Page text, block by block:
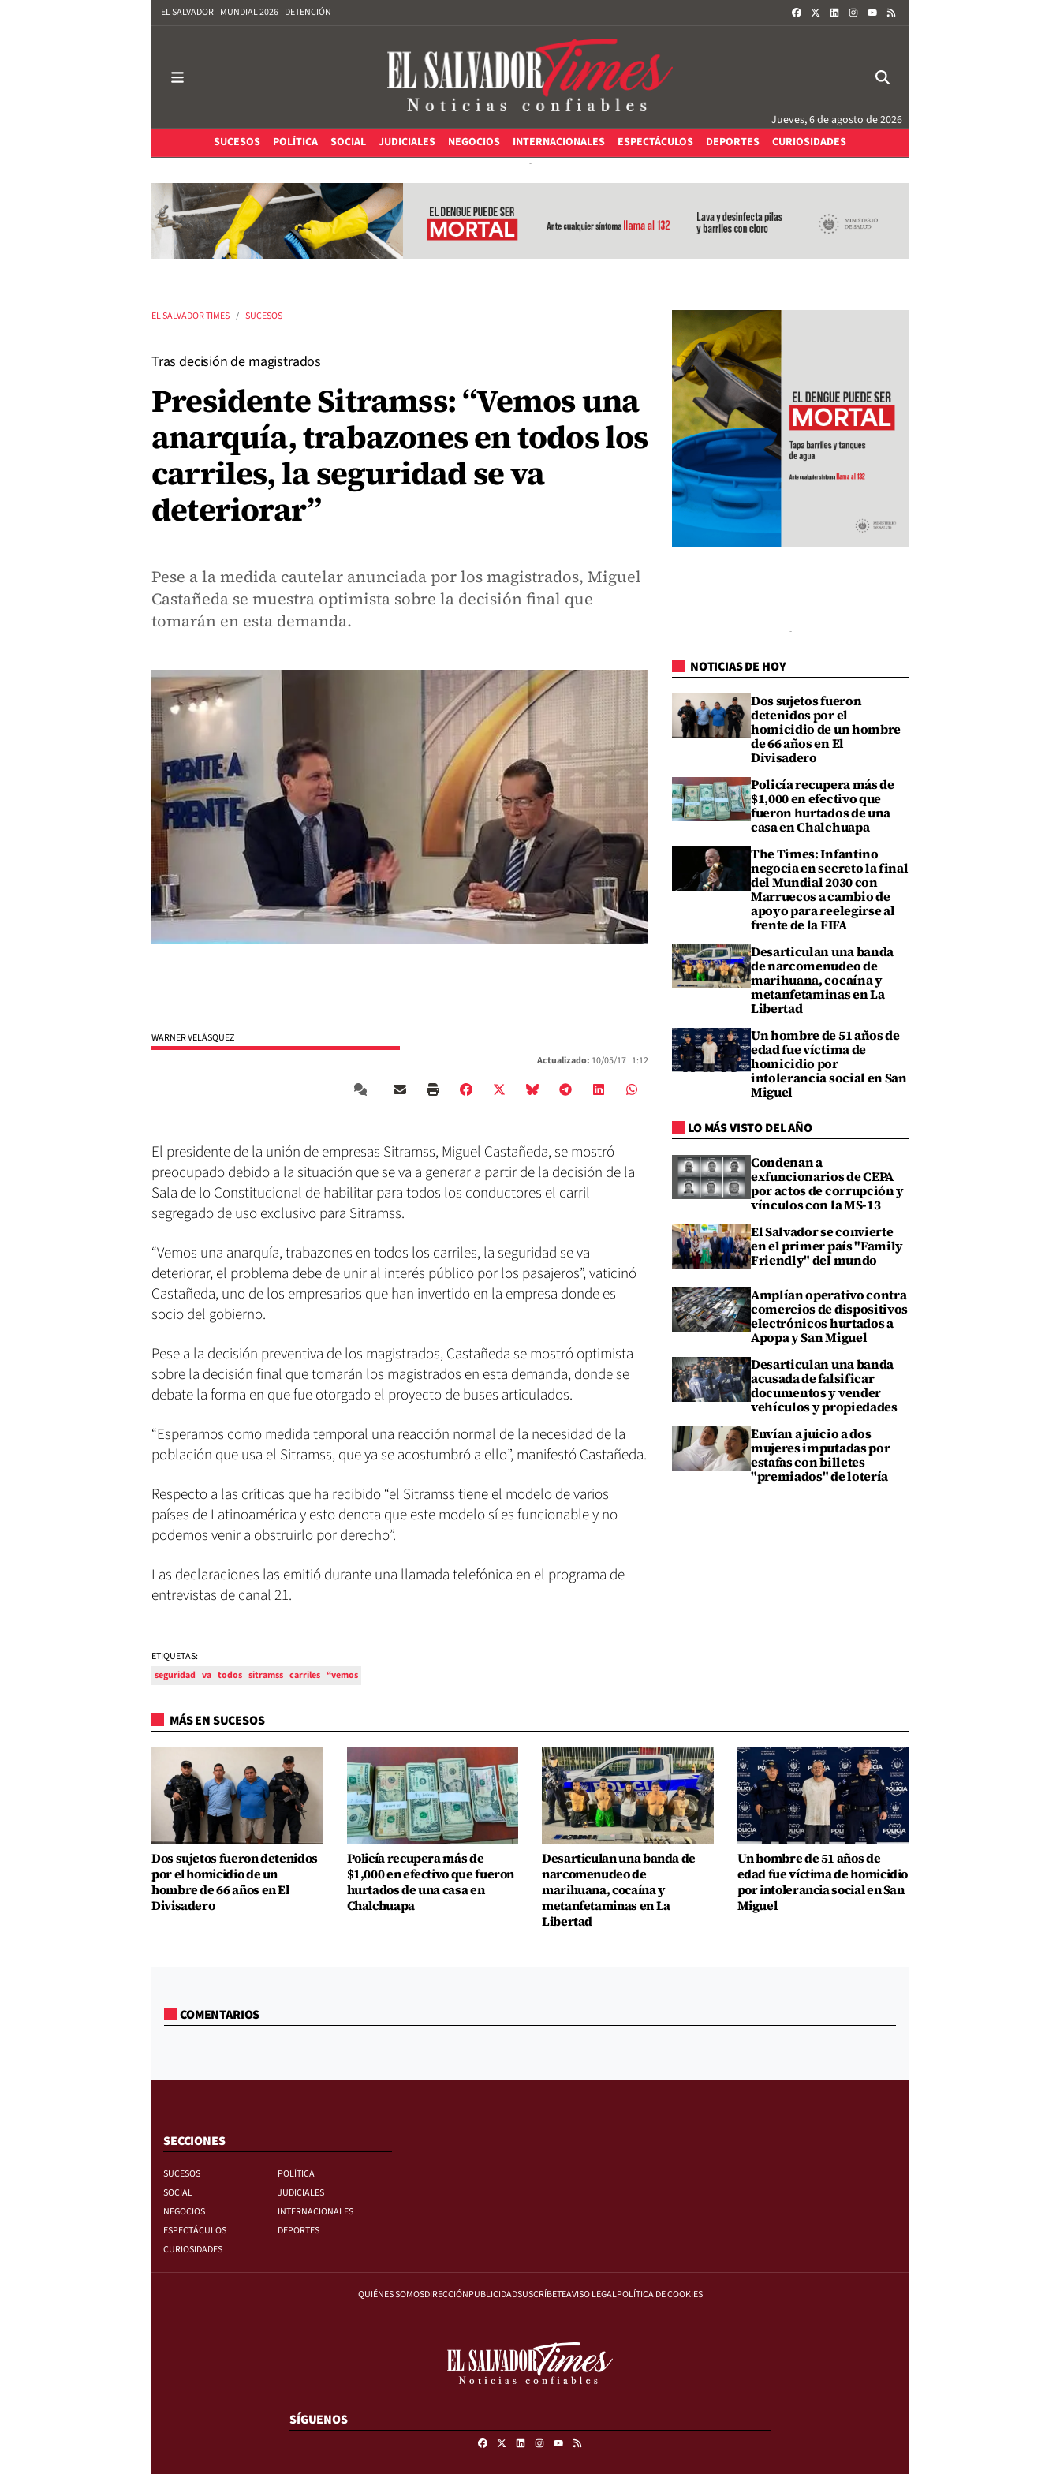
EL SALVADOR MUNDIAL 2026 DETENCIÓN FACEBOOKLINKEDININSTAGRAM
Jueves, 6 de agosto de 2026
SUCESOS
POLÍTICA SOCIAL JUDICIALES NEGOCIOS INTERNACIONALES ESPECTÁCULOS DEPORTES CURIOSIDADES
EL SALVADOR TIMES SUCESOS
Tras decisión de magistrados
Presidente Sitramss: “Vemos una
anarquía, trabazones en todos los
carriles, la seguridad se va
deteriorar”
Pese a la medida cautelar anunciada por los magistrados, Miguel
Castañeda se muestra optimista sobre la decisión final que
tomarán en esta demanda.
WARNER VELÁSQUEZ
Actualizado: 10/05/17 | 1:12
El presidente de la unión de empresas Sitramss, Miguel Castañeda, se mostró
preocupado debido a la situación que se va a generar a partir de la decisión de la
Sala de lo Constitucional de habilitar para todos los conductores el carril
segregado de uso exclusivo para Sitramss.
“Vemos una anarquía, trabazones en todos los carriles, la seguridad se va
deteriorar, el problema debe de unir al interés público por los pasajeros”, vaticinó
Castañeda, uno de los empresarios que han invertido en la empresa donde es
socio del gobierno.
Pese a la decisión preventiva de los magistrados, Castañeda se mostró optimista
sobre la decisión final que tomarán los magistrados en esta demanda, donde se
debate la forma en que fue otorgado el proyecto de buses articulados.
“Esperamos como medida temporal una reacción normal de la necesidad de la
población que usa el Sitramss, que ya se acostumbró a ello”, manifestó Castañeda.
Respecto a las críticas que ha recibido “el Sitramss tiene el modelo de varios
países de Latinoamérica y esto denota que este modelo sí es funcionable y no
podemos venir a obstruirlo por derecho”.
Las declaraciones las emitió durante una llamada telefónica en el programa de
entrevistas de canal 21.
ETIQUETAS:
seguridad va todos sitramss carriles “vemos
NOTICIAS DE HOY
Dos sujetos fueron
detenidos por el
homicidio de un hombre
de 66 años en El
Divisadero
Policía recupera más de
$1,000 en efectivo que
fueron hurtados de una
casa en Chalchuapa
The Times: Infantino
negocia en secreto la final
del Mundial 2030 con
Marruecos a cambio de
apoyo para reelegirse al
frente de la FIFA
Desarticulan una banda
de narcomenudeo de
marihuana, cocaína y
metanfetaminas en La
Libertad
Un hombre de 51 años de
edad fue víctima de
homicidio por
intolerancia social en San
Miguel
LO MÁS VISTO DEL AÑO
Condenan a
exfuncionarios de CEPA
por actos de corrupción y
vínculos con la MS-13
El Salvador se convierte
en el primer país "Family
Friendly" del mundo
Amplían operativo contra
comercios de dispositivos
electrónicos hurtados a
Apopa y San Miguel
Desarticulan una banda
acusada de falsificar
documentos y vender
vehículos y propiedades
Envían a juicio a dos
mujeres imputadas por
estafas con billetes
"premiados" de lotería
MÁS EN SUCESOS
Dos sujetos fueron detenidos
por el homicidio de un
hombre de 66 años en El
Divisadero
Policía recupera más de
$1,000 en efectivo que fueron
hurtados de una casa en
Chalchuapa
Desarticulan una banda de
narcomenudeo de
marihuana, cocaína y
metanfetaminas en La
Libertad
Un hombre de 51 años de
edad fue víctima de homicidio
por intolerancia social en San
Miguel
COMENTARIOS
SECCIONES
SUCESOS
POLÍTICA
SOCIAL
JUDICIALES
NEGOCIOS
INTERNACIONALES
ESPECTÁCULOS
DEPORTES
CURIOSIDADES
QUIÉNES SOMOSDIRECCIÓNPUBLICIDADSUSCRÍBETEAVISO LEGALPOLÍTICA DE COOKIES
SÍGUENOS
FacebookLinkedinInstagram